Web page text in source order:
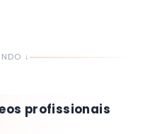
↓
profissionais